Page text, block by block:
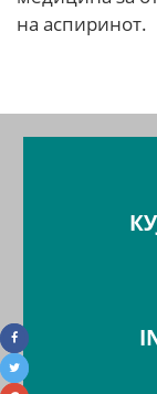
на аспиринот.